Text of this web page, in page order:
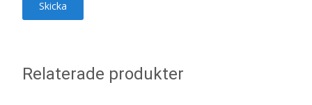
Relaterade produkter